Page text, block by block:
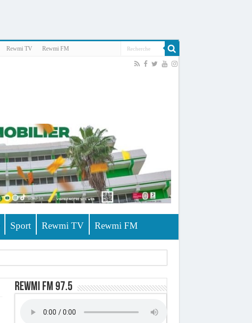
Rewmi TV Rewmi FM
Sport Rewmi TV Rewmi FM
Rewmi FM 97.5